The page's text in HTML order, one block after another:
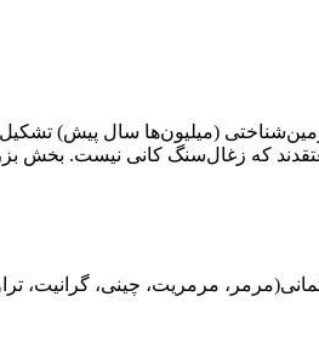
(میلیون‌ها سال پیش)
که زغال‌سنگ کانی نیست. بخش
مرمریت، چینی، گرانیت،